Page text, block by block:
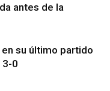
antes de la
en su último partido
3-0